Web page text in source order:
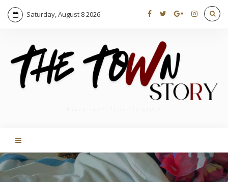
Saturday, August 8 2026